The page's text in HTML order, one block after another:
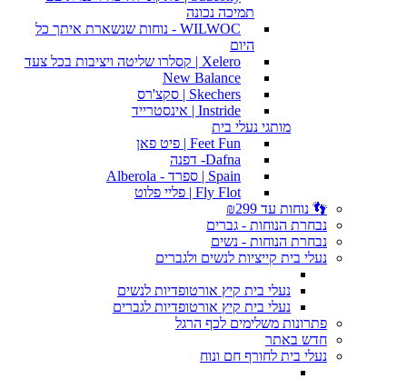
תמיכה נכונה
WILWOC - נוחות שנשארת איתך כל
היום
Xelero | קסלרו שליטה ויציבות בכל צעד
New Balance
Skechers | סקצ'רס
Instride | אינסטרייד
מותגי נעלי בית
Feet Fun | פיט פאן
Dafna- דפנה
Spain | ספרד - Alberola
Fly Flot | פליי פלוט
👣 נוחות עד ₪299
נבחרת הנוחות - גברים
נבחרת הנוחות - נשים
נעלי בית קייציות לנשים ולגברים
נעלי בית קיץ אורטופדיות לנשים
נעלי בית קיץ אורטופדיות לגברים
פתרונות משלימים לכף הרגל
חדש באתר
נעלי בית לחורף חם ונוח